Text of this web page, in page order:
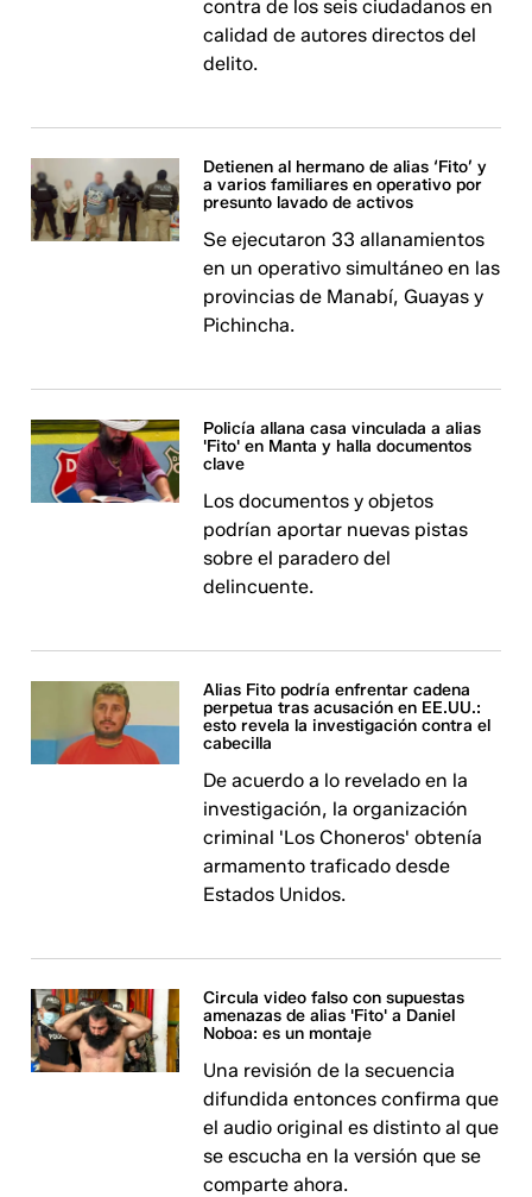
contra de los seis ciudadanos en
calidad de autores directos del
delito.
Detienen al hermano de alias ‘Fito’ y
a varios familiares en operativo por
presunto lavado de activos
Se ejecutaron 33 allanamientos
en un operativo simultáneo en las
provincias de Manabí, Guayas y
Pichincha.
Policía allana casa vinculada a alias
'Fito' en Manta y halla documentos
clave
Los documentos y objetos
podrían aportar nuevas pistas
sobre el paradero del
delincuente.
Alias Fito podría enfrentar cadena
perpetua tras acusación en EE.UU.:
esto revela la investigación contra el
cabecilla
De acuerdo a lo revelado en la
investigación, la organización
criminal 'Los Choneros' obtenía
armamento traficado desde
Estados Unidos.
Circula video falso con supuestas
amenazas de alias 'Fito' a Daniel
Noboa: es un montaje
Una revisión de la secuencia
difundida entonces confirma que
el audio original es distinto al que
se escucha en la versión que se
comparte ahora.